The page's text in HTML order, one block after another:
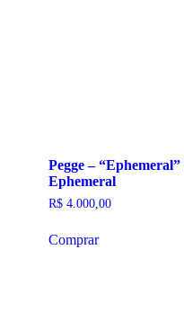
Pegge – “Ephemeral”
Ephemeral
R$ 4.000,00
Comprar